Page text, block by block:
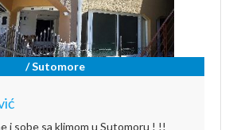
/ Sutomore
i sobe sa klimom u Sutomoru ! !!